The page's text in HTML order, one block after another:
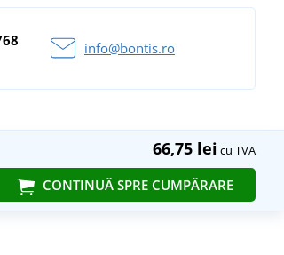
info@bontis.ro
66,75 lei cu TVA
CONTINUĂ SPRE CUMPĂRARE